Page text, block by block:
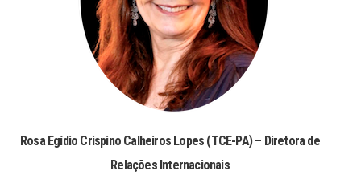
Rosa Egídio Crispino Calheiros Lopes (TCE-PA) – Diretora de
Relações Internacionais